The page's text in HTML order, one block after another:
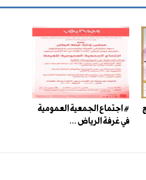
# اجتماع الجمعية العمومية
في غرفة الرياض ...